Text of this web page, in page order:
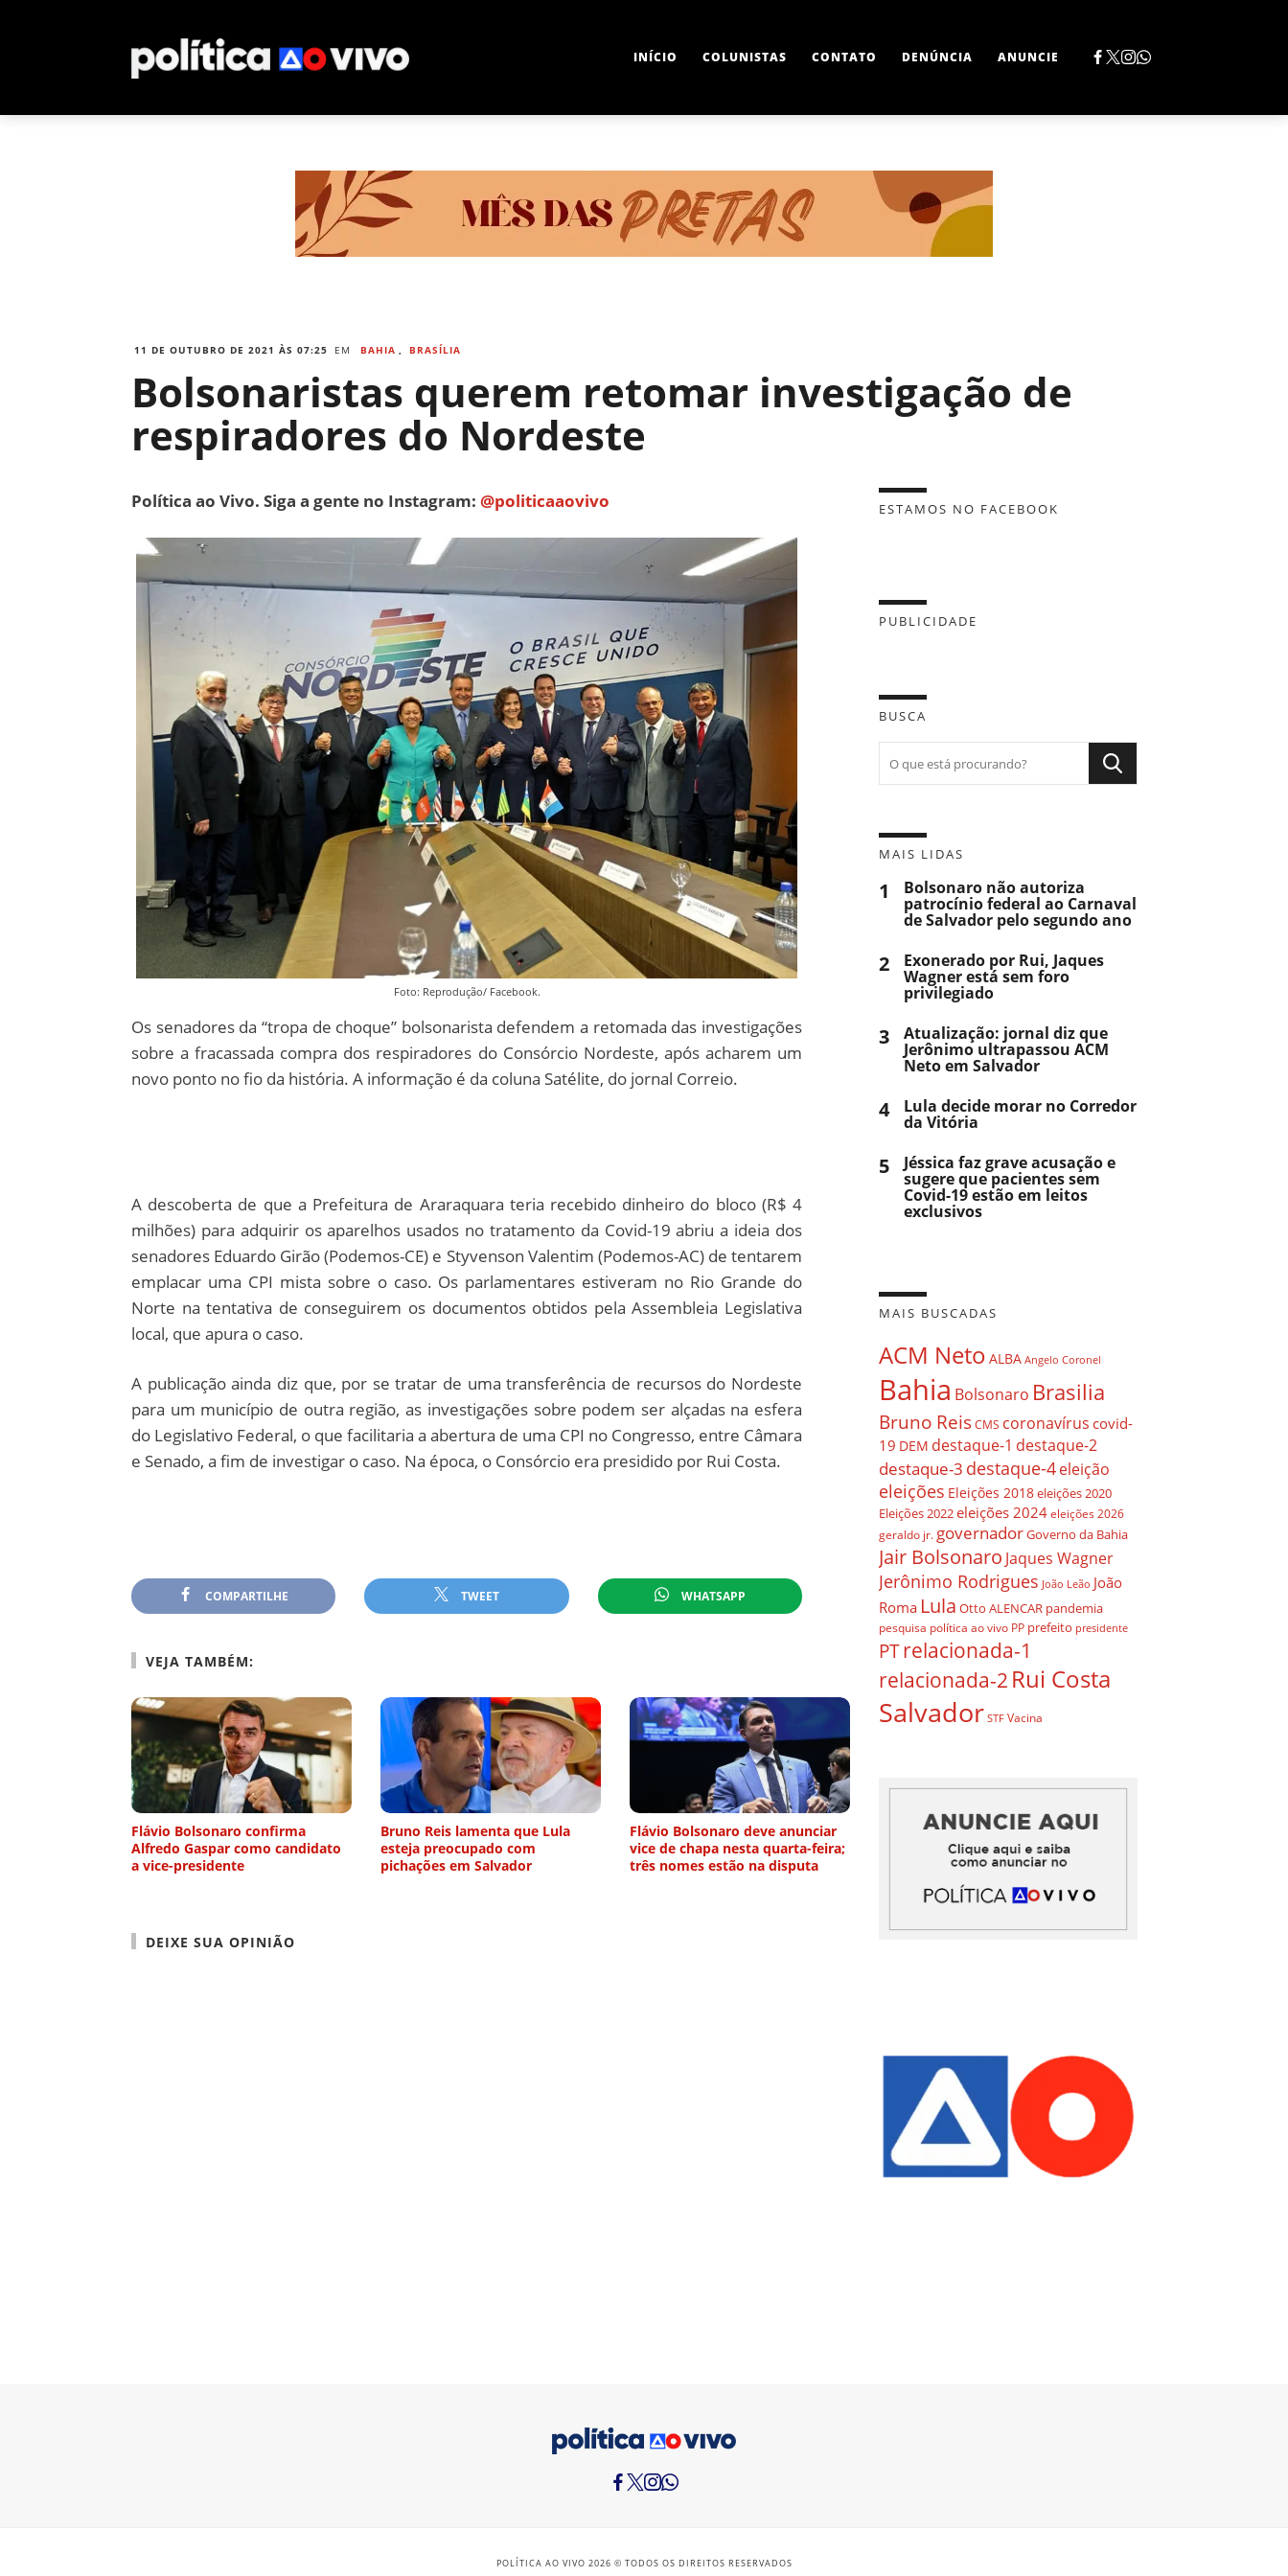
INÍCIO COLUNISTAS CONTATO DENÚNCIA ANUNCIE
11 DE OUTUBRO DE 2021 ÀS 07:25 EM BAHIA , BRASÍLIA
Bolsonaristas querem retomar investigação de
respiradores do Nordeste
Política ao Vivo. Siga a gente no Instagram: @politicaaovivo
Foto: Reprodução/ Facebook.
Os senadores da “tropa de choque” bolsonarista defendem a retomada das investigações
sobre a fracassada compra dos respiradores do Consórcio Nordeste, após acharem um
novo ponto no fio da história. A informação é da coluna Satélite, do jornal Correio.
A descoberta de que a Prefeitura de Araraquara teria recebido dinheiro do bloco (R$ 4
milhões) para adquirir os aparelhos usados no tratamento da Covid-19 abriu a ideia dos
senadores Eduardo Girão (Podemos-CE) e Styvenson Valentim (Podemos-AC) de tentarem
emplacar uma CPI mista sobre o caso. Os parlamentares estiveram no Rio Grande do
Norte na tentativa de conseguirem os documentos obtidos pela Assembleia Legislativa
local, que apura o caso.
A publicação ainda diz que, por se tratar de uma transferência de recursos do Nordeste
para um município de outra região, as investigações sobre podem ser alçadas na esfera
do Legislativo Federal, o que facilitaria a abertura de uma CPI no Congresso, entre Câmara
e Senado, a fim de investigar o caso. Na época, o Consórcio era presidido por Rui Costa.
COMPARTILHE TWEET WHATSAPP
VEJA TAMBÉM:
Flávio Bolsonaro confirma
Alfredo Gaspar como candidato
a vice-presidente
Bruno Reis lamenta que Lula
esteja preocupado com
pichações em Salvador
Flávio Bolsonaro deve anunciar
vice de chapa nesta quarta-feira;
três nomes estão na disputa
DEIXE SUA OPINIÃO
ESTAMOS NO FACEBOOK
PUBLICIDADE
BUSCA
MAIS LIDAS
1 Bolsonaro não autoriza
patrocínio federal ao Carnaval
de Salvador pelo segundo ano
2 Exonerado por Rui, Jaques
Wagner está sem foro
privilegiado
3 Atualização: jornal diz que
Jerônimo ultrapassou ACM
Neto em Salvador
4 Lula decide morar no Corredor
da Vitória
5 Jéssica faz grave acusação e
sugere que pacientes sem
Covid-19 estão em leitos
exclusivos
MAIS BUSCADAS
ACM Neto ALBA Angelo Coronel
Bahia Bolsonaro Brasilia
Bruno ReisCMS coronavírus covid-
19 DEM destaque-1 destaque-2
destaque-3 destaque-4eleição
eleições Eleições 2018eleições 2020
Eleições 2022eleições 2024 eleições 2026
geraldo jr. governadorGoverno da Bahia
Jair Bolsonaro Jaques Wagner
Jerônimo Rodrigues João Leão João
Roma Lula Otto ALENCAR pandemia
pesquisa política ao vivo PP prefeito presidente
PTrelacionada-1
relacionada-2 Rui Costa
Salvador STF Vacina
POLÍTICA AO VIVO 2026 © TODOS OS DIREITOS RESERVADOS